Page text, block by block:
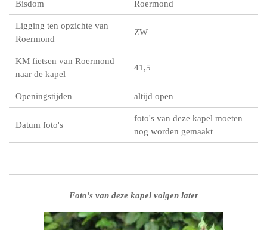
Bisdom Roermond
Ligging ten opzichte van
Roermond
ZW
KM fietsen van Roermond
naar de kapel
41,5
Openingstijden altijd open
Datum foto's
foto's van deze kapel moeten
nog worden gemaakt
Foto's van deze kapel volgen later